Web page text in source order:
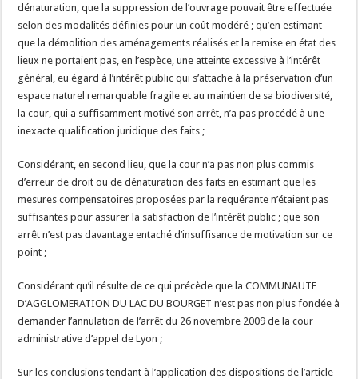
dénaturation, que la suppression de l’ouvrage pouvait être effectuée
selon des modalités définies pour un coût modéré ; qu’en estimant
que la démolition des aménagements réalisés et la remise en état des
lieux ne portaient pas, en l’espèce, une atteinte excessive à l’intérêt
général, eu égard à l’intérêt public qui s’attache à la préservation d’un
espace naturel remarquable fragile et au maintien de sa biodiversité,
la cour, qui a suffisamment motivé son arrêt, n’a pas procédé à une
inexacte qualification juridique des faits ;
Considérant, en second lieu, que la cour n’a pas non plus commis
d’erreur de droit ou de dénaturation des faits en estimant que les
mesures compensatoires proposées par la requérante n’étaient pas
suffisantes pour assurer la satisfaction de l’intérêt public ; que son
arrêt n’est pas davantage entaché d’insuffisance de motivation sur ce
point ;
Considérant qu’il résulte de ce qui précède que la COMMUNAUTE
D’AGGLOMERATION DU LAC DU BOURGET n’est pas non plus fondée à
demander l’annulation de l’arrêt du 26 novembre 2009 de la cour
administrative d’appel de Lyon ;
Sur les conclusions tendant à l’application des dispositions de l’article